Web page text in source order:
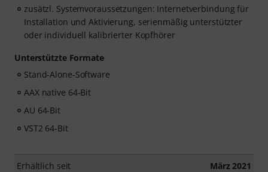
zusätzl. Systemvoraussetzungen: Internetverbindung für
Installation und Aktivierung, serienmäßig unterstützter
oder individuell kalibrierter Kopfhörer
Unterstützte Formate
Stand-Alone-Software
AAX native 64-Bit
AU 64-Bit
VST2 64-Bit
Erhältlich seit März 2021